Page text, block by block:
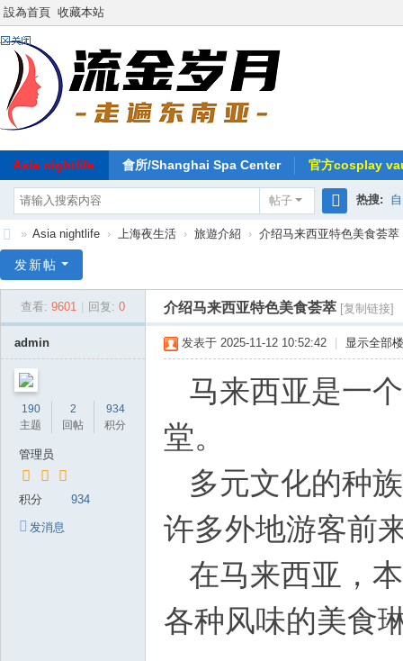
設為首頁 收藏本站
Asia nightlife 會所/Shanghai Spa Center 官方cosplay
帖子
搜
热搜:
南
» Asia nightlife › 上海夜生活 › 旅遊介紹 › 介绍马来西亚特色美食荟萃
发新帖
查看: 9601 回复: 0 介绍马来西亚特色美食荟萃 [复制链接]
admin
190
主题
2
回帖
934
积分
管理员
积分 934
发消息
发表于 2025-11-12 10:52:42 显示全部
马来西亚是一
堂。
多元文化的种
许多外地游客前
在马来西亚，
各种风味的美食